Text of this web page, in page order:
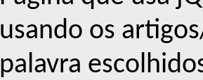
usando os
palavra